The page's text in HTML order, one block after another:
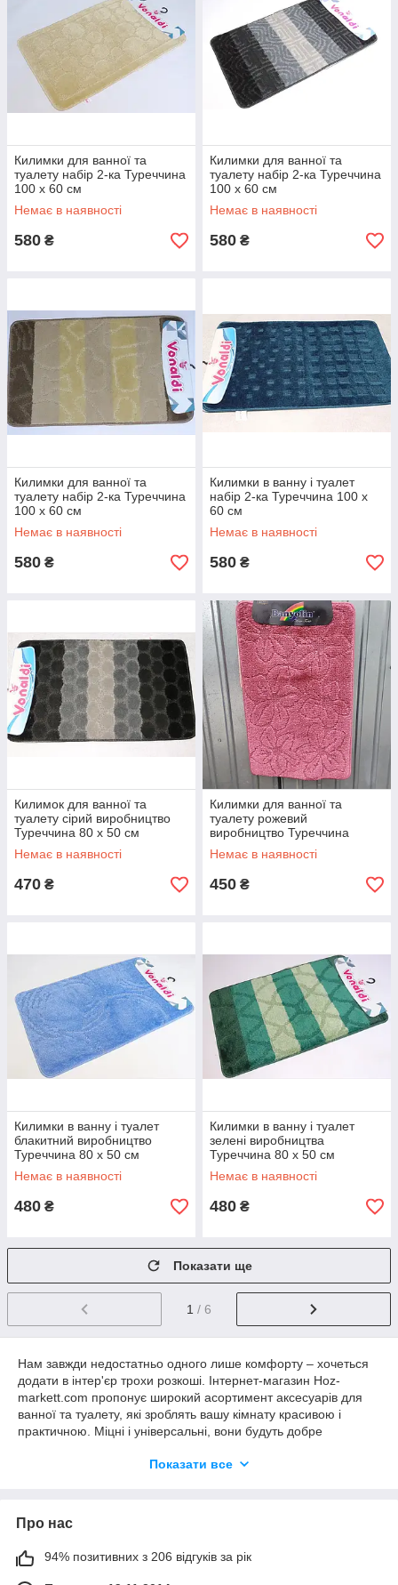
Килимки для ванної та
туалету набір 2-ка Туреччина
100 х 60 см
Немає в наявності
580 ₴
Килимки для ванної та
туалету набір 2-ка Туреччина
100 х 60 см
Немає в наявності
580 ₴
Килимки для ванної та
туалету набір 2-ка Туреччина
100 х 60 см
Немає в наявності
580 ₴
Килимки в ванну і туалет
набір 2-ка Туреччина 100 х
60 см
Немає в наявності
580 ₴
Килимок для ванної та
туалету сірий виробництво
Туреччина 80 х 50 см
Немає в наявності
470 ₴
Килимки для ванної та
туалету рожевий
виробництво Туреччина
Немає в наявності
450 ₴
Килимки в ванну і туалет
блакитний виробництво
Туреччина 80 х 50 см
Немає в наявності
480 ₴
Килимки в ванну і туалет
зелені виробництва
Туреччина 80 х 50 см
Немає в наявності
480 ₴
Показати ще
1 / 6
Нам завжди недостатньо одного лише комфорту – хочеться
додати в інтер'єр трохи розкоші. Інтернет-магазин Hoz-
markett.com пропонує широкий асортимент аксесуарів для
ванної та туалету, які зроблять вашу кімнату красивою і
практичною. Міцні і універсальні, вони будуть добре
необхідне для тих, хто хоче змін в обстановці.
затишок до будь-якій обстановці, значно змінить зовнішній
Показати все
Про нас
94% позитивних з 206 відгуків за рік